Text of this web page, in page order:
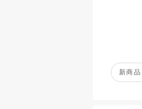
新商品